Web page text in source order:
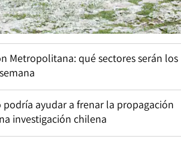
Metropolitana: qué sectores serán los
podría ayudar a frenar la propagación
investigación chilena